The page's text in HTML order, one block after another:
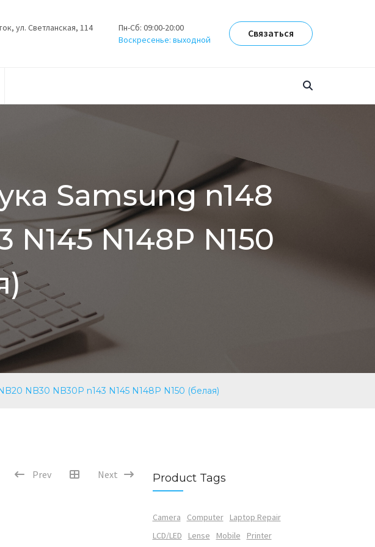
ул. Светланская, 114
Пн-Сб: 09:00-20:00
Воскресенье: выходной
Связаться
Samsung n148
N148P N150
NB30 NB30P n143 N145 N148P N150 (белая)
Prev Next Product Tags
Camera Computer
Laptop Repair
LCD/LED
Lense Mobile
Printer